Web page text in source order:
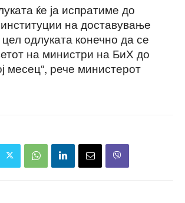
ќе ја испратиме до
на доставување
одлуката конечно да се
на министри на БиХ до
месец“, рече министерот